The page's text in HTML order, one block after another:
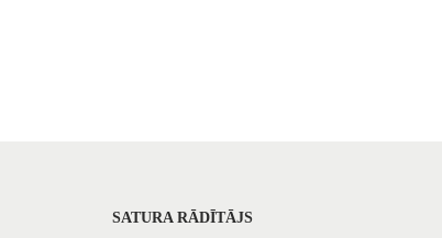
SATURA RĀDĪTĀJS